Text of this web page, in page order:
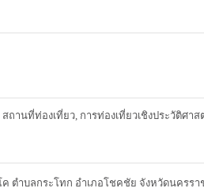
ถานที่ท่องเที่ยว, การท่องเที่ยวเชิงประวัติศาส
ตำบลกระโทก อำเภอโชคชัย จังหวัดนครรา